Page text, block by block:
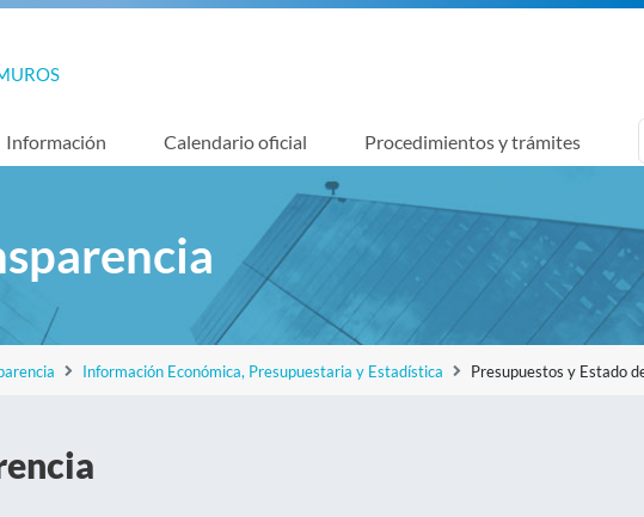
Información Calendario oficial Procedimientos y trámites
Información Económica, Presupuestaria y Estadística Presupuestos y Estado